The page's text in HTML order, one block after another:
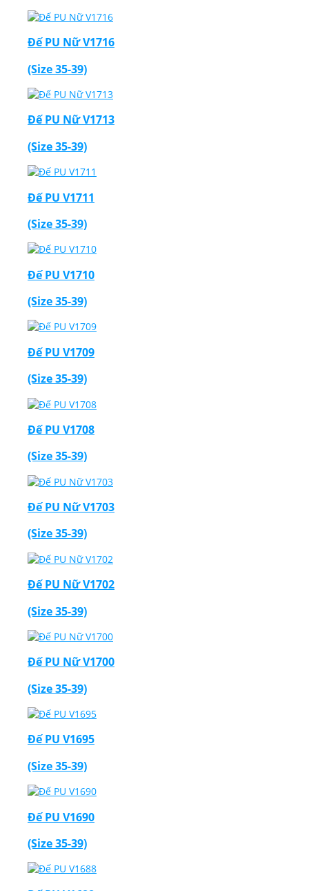
Đế PU Nữ V1716
(Size 35-39)
Đế PU Nữ V1713
(Size 35-39)
Đế PU V1711
(Size 35-39)
Đế PU V1710
(Size 35-39)
Đế PU V1709
(Size 35-39)
Đế PU V1708
(Size 35-39)
Đế PU Nữ V1703
(Size 35-39)
Đế PU Nữ V1702
(Size 35-39)
Đế PU Nữ V1700
(Size 35-39)
Đế PU V1695
(Size 35-39)
Đế PU V1690
(Size 35-39)